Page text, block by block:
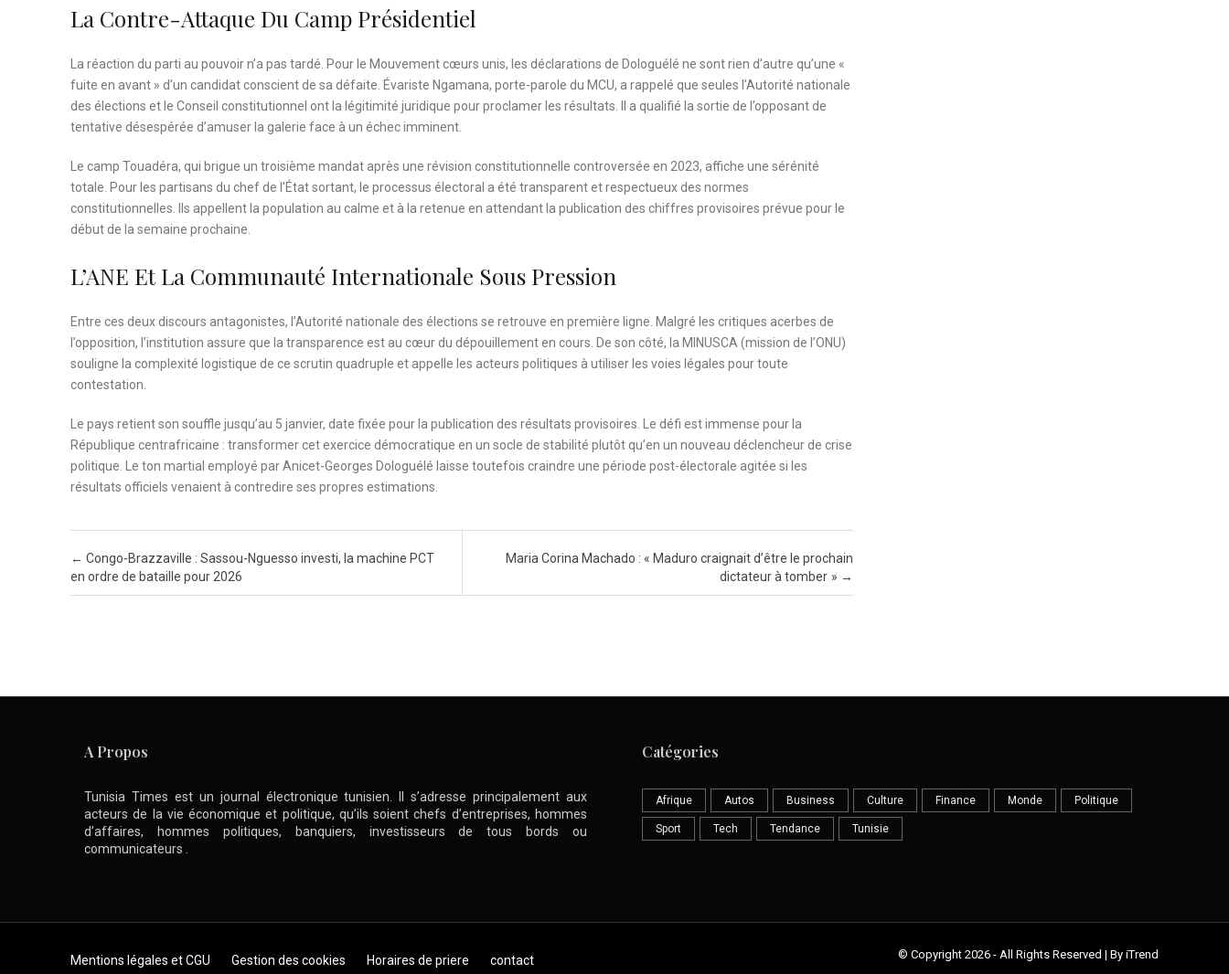
La Contre-Attaque Du Camp Présidentiel
La réaction du parti au pouvoir n’a pas tardé. Pour le Mouvement cœurs unis, les déclarations de Dologuélé ne sont rien d’autre qu’une «
fuite en avant » d’un candidat conscient de sa défaite. Évariste Ngamana, porte-parole du MCU, a rappelé que seules l’Autorité nationale
des élections et le Conseil constitutionnel ont la légitimité juridique pour proclamer les résultats. Il a qualifié la sortie de l’opposant de
tentative désespérée d’amuser la galerie face à un échec imminent.
Le camp Touadéra, qui brigue un troisième mandat après une révision constitutionnelle controversée en 2023, affiche une sérénité
totale. Pour les partisans du chef de l’État sortant, le processus électoral a été transparent et respectueux des normes
constitutionnelles. Ils appellent la population au calme et à la retenue en attendant la publication des chiffres provisoires prévue pour le
début de la semaine prochaine.
L’ANE Et La Communauté Internationale Sous Pression
Entre ces deux discours antagonistes, l’Autorité nationale des élections se retrouve en première ligne. Malgré les critiques acerbes de
l’opposition, l’institution assure que la transparence est au cœur du dépouillement en cours. De son côté, la MINUSCA (mission de l’ONU)
souligne la complexité logistique de ce scrutin quadruple et appelle les acteurs politiques à utiliser les voies légales pour toute
contestation.
Le pays retient son souffle jusqu’au 5 janvier, date fixée pour la publication des résultats provisoires. Le défi est immense pour la
République centrafricaine : transformer cet exercice démocratique en un socle de stabilité plutôt qu’en un nouveau déclencheur de crise
politique. Le ton martial employé par Anicet-Georges Dologuélé laisse toutefois craindre une période post-électorale agitée si les
résultats officiels venaient à contredire ses propres estimations.
Post navigation
← Congo-Brazzaville : Sassou-Nguesso investi, la machine PCT
en ordre de bataille pour 2026
Maria Corina Machado : « Maduro craignait d’être le prochain
dictateur à tomber » →
A Propos
Tunisia Times est un journal électronique tunisien. Il s’adresse principalement aux
acteurs de la vie économique et politique, qu’ils soient chefs d’entreprises, hommes
d’affaires, hommes politiques, banquiers, investisseurs de tous bords ou
communicateurs .
Catégories
Afrique Autos Business Culture Finance Monde Politique
Sport Tech Tendance Tunisie
Skip to content
Mentions légales et CGU Gestion des cookies Horaires de priere contact © Copyright 2026 - All Rights Reserved | By iTrend